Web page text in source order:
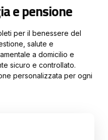
e pensione
per il benessere del
salute e
a domicilio e
sicuro e controllato.
personalizzata per ogni